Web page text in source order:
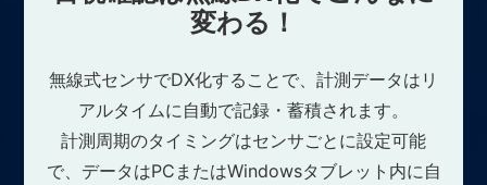
変わる！
無線式センサでDX化することで、計測データはリ
アルタイムに自動で記録・蓄積されます。
計測周期のタイミングはセンサごとに設定可能
で、データはPCまたはWindowsタブレット内に自